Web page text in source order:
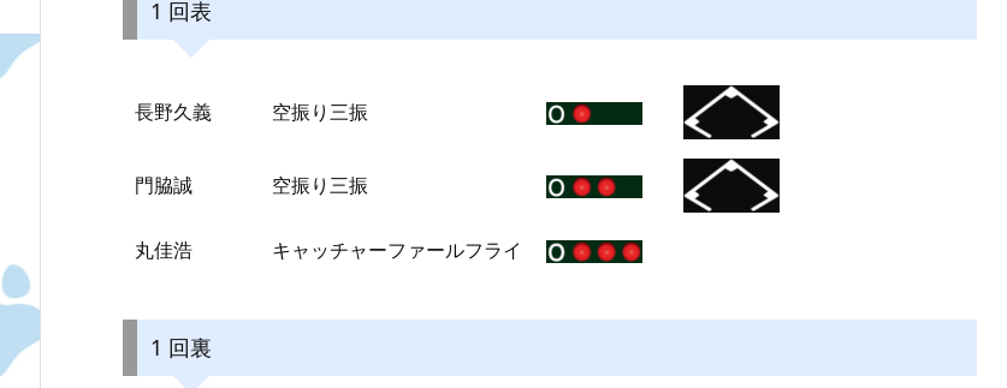
1 回表
長野久義 空振り三振
門脇誠 空振り三振
丸佳浩 キャッチャーファールフライ
1 回裏